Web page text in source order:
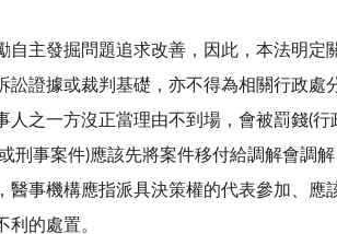
主發掘問題追求改善，因此，本法明
證據或裁判基礎，亦不得為相關行政
人之一方沒正當理由不到場，會被罰錢(行
刑事案件)應該先將案件移付給調解會調
事機構應指派具決策權的代表參加、
的處置。